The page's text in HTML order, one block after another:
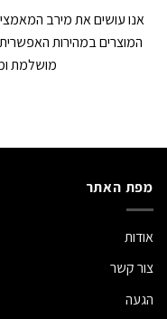
אנו עושים את מירב
המוצרים במהירות האפשרית
מושלמת
מפת האתר
אודות
צור קשר
הגעה